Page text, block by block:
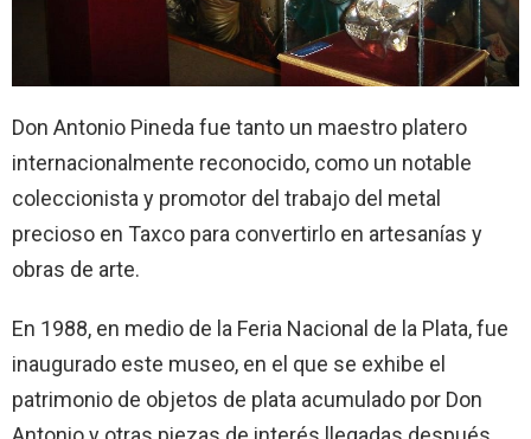
Don Antonio Pineda fue tanto un maestro platero
internacionalmente reconocido, como un notable
coleccionista y promotor del trabajo del metal
precioso en Taxco para convertirlo en artesanías y
obras de arte.
En 1988, en medio de la Feria Nacional de la Plata, fue
inaugurado este museo, en el que se exhibe el
patrimonio de objetos de plata acumulado por Don